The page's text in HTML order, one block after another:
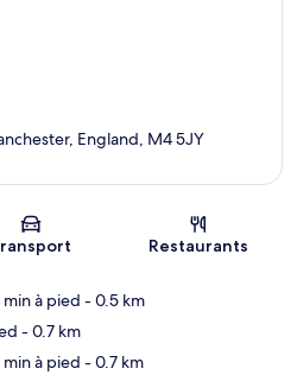
Carte
England, M4 5JY
Restaurants
à pied - 0.5 km
- 0.7 km
à pied - 0.7 km